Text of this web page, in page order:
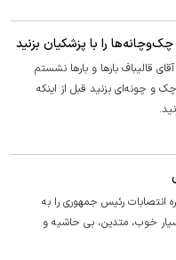
را با پزشکیان بزنید
قالیباف بار‌ها و بار‌ها نشستم
و چونه‌ای بزنید قبل از اینکه
رئیس جمهوری را به
خوب، متدین، بی حاشیه‌ و